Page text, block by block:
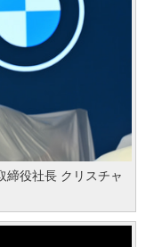
締役社長 クリスチャ